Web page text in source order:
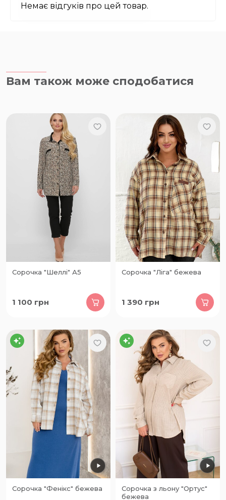
Немає відгуків про цей товар.
Вам також може сподобатися
Сорочка "Шеллі" А5
1 100 грн
Сорочка "Ліга" бежева
1 390 грн
Сорочка "Фенікс" бежева
Сорочка з льону "Ортус"
бежева